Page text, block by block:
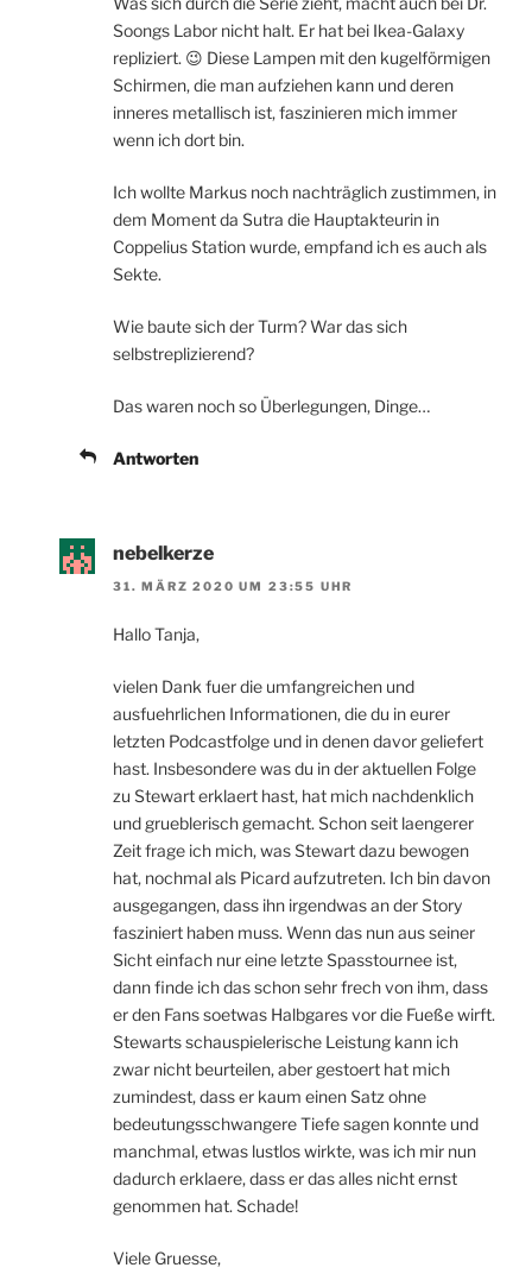
Soongs Labor nicht halt. Er hat bei Ikea-Galaxy
repliziert. 😉 Diese Lampen mit den kugelförmigen
Schirmen, die man aufziehen kann und deren
inneres metallisch ist, faszinieren mich immer
wenn ich dort bin.
Ich wollte Markus noch nachträglich zustimmen, in
dem Moment da Sutra die Hauptakteurin in
Coppelius Station wurde, empfand ich es auch als
Sekte.
Wie baute sich der Turm? War das sich
selbstreplizierend?
Das waren noch so Überlegungen, Dinge…
Antworten
nebelkerze
31. MÄRZ 2020 UM 23:55 UHR
Hallo Tanja,
vielen Dank fuer die umfangreichen und
ausfuehrlichen Informationen, die du in eurer
letzten Podcastfolge und in denen davor geliefert
hast. Insbesondere was du in der aktuellen Folge
zu Stewart erklaert hast, hat mich nachdenklich
und grueblerisch gemacht. Schon seit laengerer
Zeit frage ich mich, was Stewart dazu bewogen
hat, nochmal als Picard aufzutreten. Ich bin davon
ausgegangen, dass ihn irgendwas an der Story
fasziniert haben muss. Wenn das nun aus seiner
Sicht einfach nur eine letzte Spasstournee ist,
dann finde ich das schon sehr frech von ihm, dass
er den Fans soetwas Halbgares vor die Fueße wirft.
Stewarts schauspielerische Leistung kann ich
zwar nicht beurteilen, aber gestoert hat mich
zumindest, dass er kaum einen Satz ohne
bedeutungsschwangere Tiefe sagen konnte und
manchmal, etwas lustlos wirkte, was ich mir nun
dadurch erklaere, dass er das alles nicht ernst
genommen hat. Schade!
Viele Gruesse,